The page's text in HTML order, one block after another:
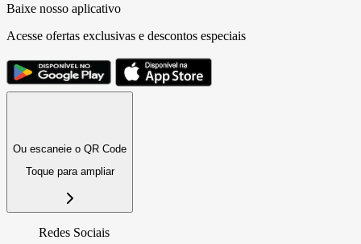
Baixe nosso aplicativo
Acesse ofertas exclusivas e descontos especiais
Ou escaneie o QR Code
Toque para ampliar
Redes Sociais